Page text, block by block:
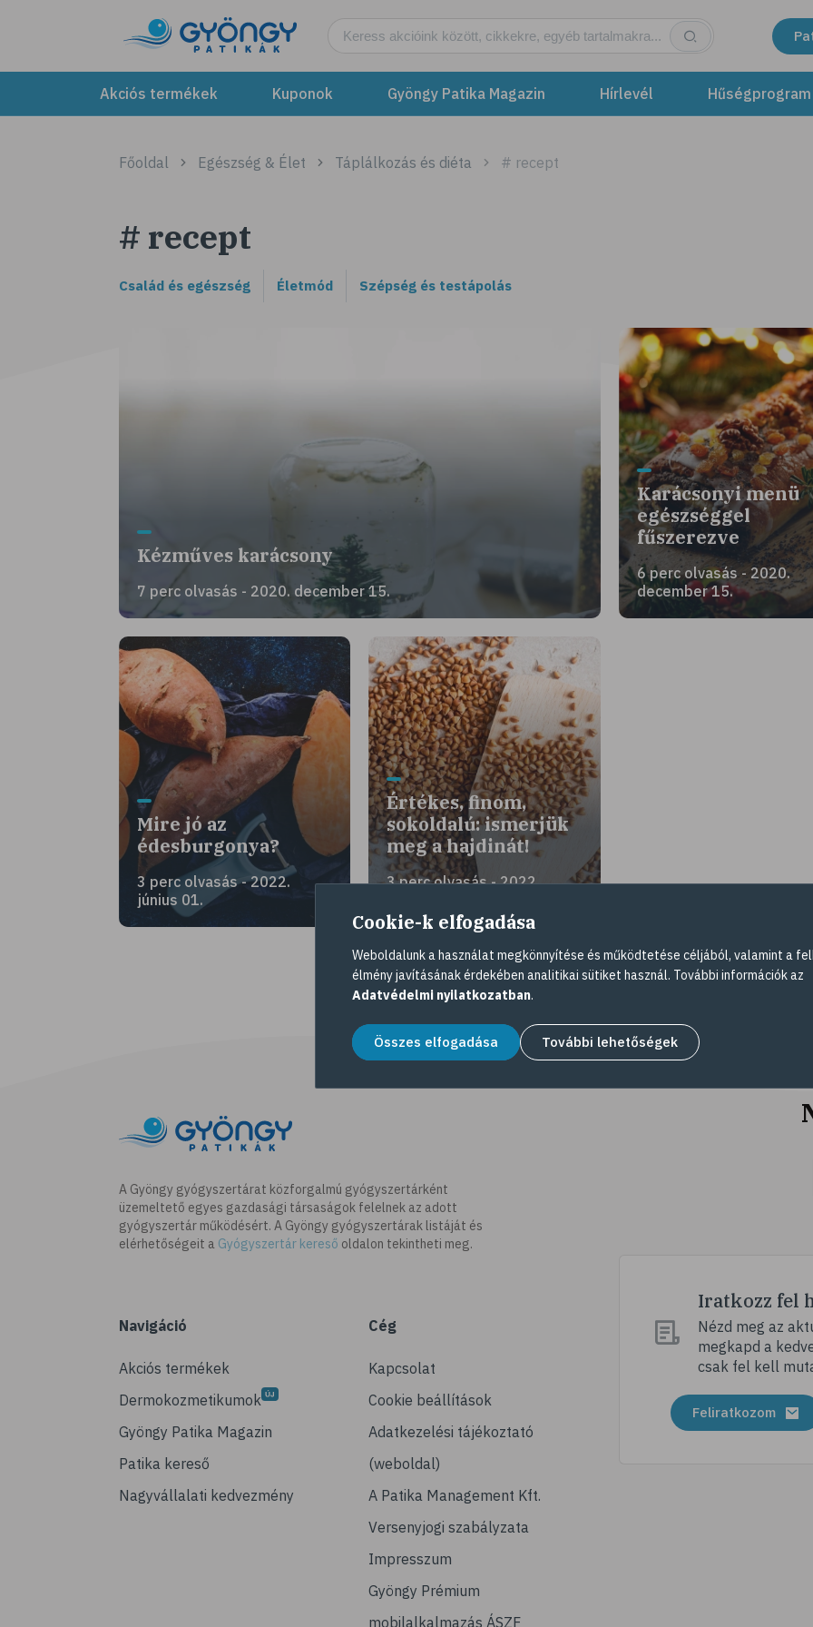
Akciós termékek Kuponok Gyöngy Patika Magazin Hírlevél Hűségprogram
Főoldal Egészség & Élet Táplálkozás és diéta # recept
# recept
Család és egészség Életmód Szépség és testápolás
Kézműves karácsony
7 perc olvasás - 2020. december 15.
Karácsonyi menü
egészséggel
fűszerezve
6 perc olvasás - 2020.
december 15.
Mire jó az
édesburgonya?
3 perc olvasás - 2022.
június 01.
Értékes, finom,
sokoldalú: ismerjük
meg a hajdinát!
3 perc olvasás - 2022.
A Gyöngy gyógyszertárat közforgalmú gyógyszertárként
üzemeltető egyes gazdasági társaságok felelnek az adott
gyógyszertár működésért. A Gyöngy gyógyszertárak listáját és
elérhetőségeit a Gyógyszertár kereső oldalon tekintheti meg.
Navigáció
Akciós termékek
Dermokozmetikumok
Gyöngy Patika Magazin
Patika kereső
Nagyvállalati kedvezmény
Cég
Kapcsolat
Cookie beállítások
Adatkezelési tájékoztató
(weboldal)
A Patika Management Kft.
Versenyjogi szabályzata
Impresszum
Gyöngy Prémium
mobilalkalmazás ÁSZF
Iratkozz fel
Nézd meg az
megkapd a
csak fel kell
Feliratkozom
Cookie-k elfogadása
Weboldalunk a használat megkönnyítése és működtetése céljából, valamint a
élmény javításának érdekében analitikai sütiket használ. További információk az
Adatvédelmi nyilatkozatban.
Összes elfogadása További lehetőségek